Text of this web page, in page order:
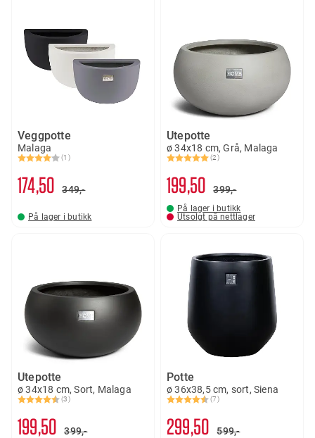
Veggpotte
Malaga
Karakter:
(1)
4.0 av 5 mulige
17450 349,-
På lager i butikk
Utepotte
ø 34x18 cm, Grå, Malaga
Karakter:
(2)
5.0 av 5 mulige
19950 399,-
På lager i butikk
Utsolgt på nettlager
Utepotte
ø 34x18 cm, Sort, Malaga
Karakter:
(3)
4.3 av 5 mulige
19950 399,-
Potte
ø 36x38,5 cm, sort, Siena
Karakter:
(7)
4.6 av 5 mulige
29950 599,-